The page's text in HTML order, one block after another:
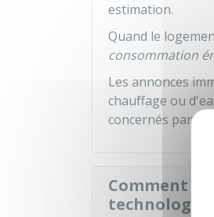
estimation.
Quand le
consommation
Les annonces
chauffage ou
concernés par
Comment